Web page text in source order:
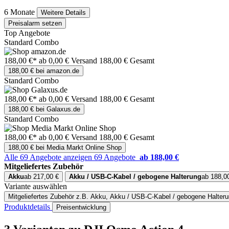
6 Monate
Weitere Details
Preisalarm setzen
Top Angebote
Standard Combo
188,00 €* ab 0,00 € Versand 188,00 € Gesamt
188,00 € bei amazon.de
Standard Combo
188,00 €* ab 0,00 € Versand 188,00 € Gesamt
188,00 € bei Galaxus.de
Standard Combo
188,00 €* ab 0,00 € Versand 188,00 € Gesamt
188,00 € bei Media Markt Online Shop
Alle 69 Angebote anzeigen 69 Angebote ab 188,00 €
Mitgeliefertes Zubehör
Akkuab 217,00 € Akku / USB-C-Kabel / gebogene Halterungab
Variante auswählen
Mitgeliefertes Zubehör z.B. Akku, Akku / USB-C-Kabel / gebogene
Produktdetails Preisentwicklung